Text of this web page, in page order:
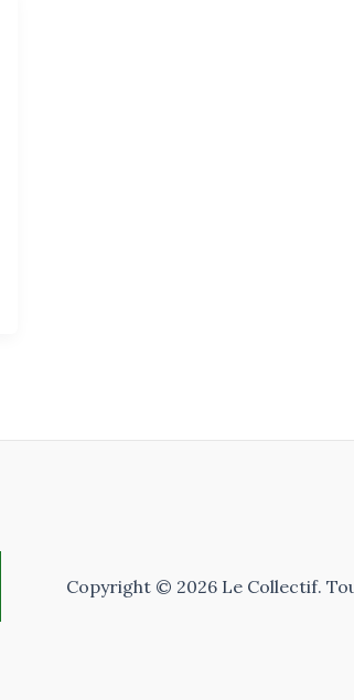
Copyright © 2026 Le Collectif.